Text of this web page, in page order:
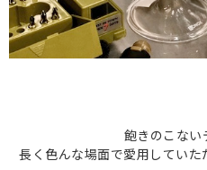
飽きのこない
長く色んな場面で愛用していた